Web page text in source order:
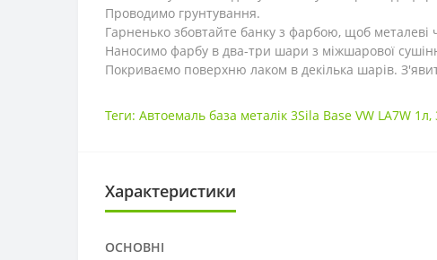
Проводимо грунтування.
Гарненько збовтайте банку з фарбою, щоб металеві
Наносимо фарбу в два-три шари з міжшарової
Покриваємо поверхню лаком в декілька шарів.
Теги: Автоемаль база металік 3Sila Base VW LA7W 1л,
Характеристики
ОСНОВНІ